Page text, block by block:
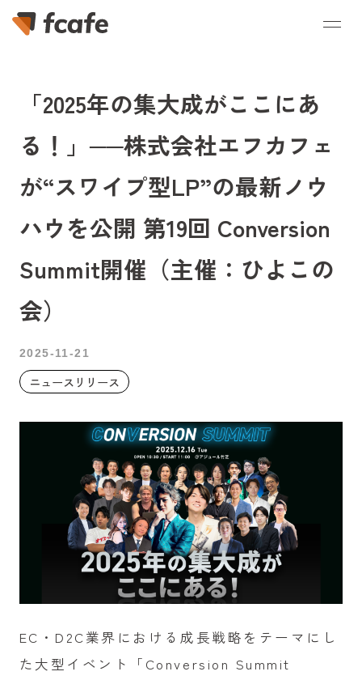
「2025年の集大成がここにあ
る！」──株式会社エフカフェ
が“スワイプ型LP”の最新ノウ
ハウを公開 第19回 Conversion
Summit開催（主催：ひよこの
会）
2025-11-21
ニュースリリース
EC・D2C業界における成長戦略をテーマにし
た大型イベント「Conversion Summit